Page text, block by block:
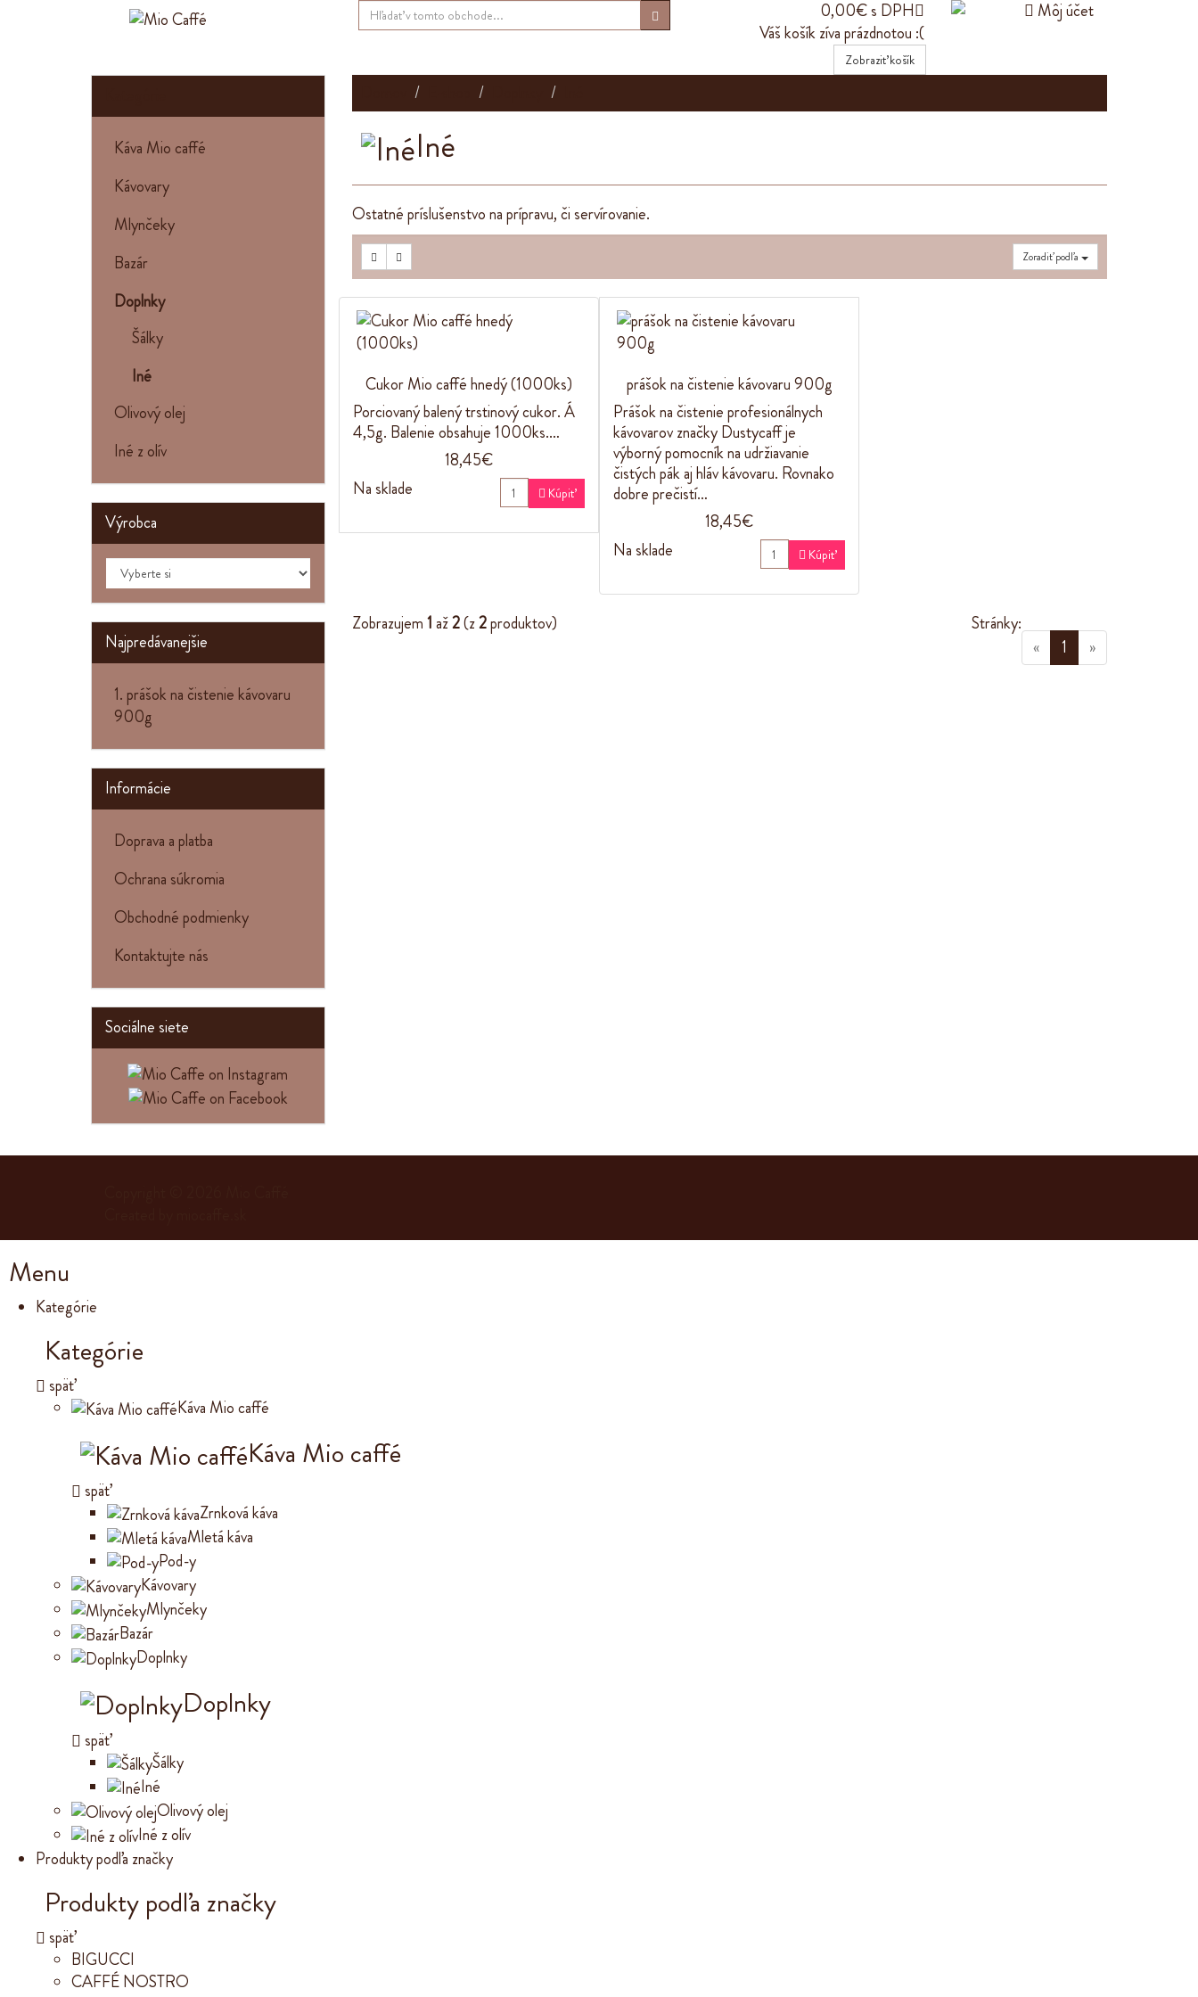
0,00€ s DPH
Váš košík zíva prázdnotou :(
Zobraziť košík
 Môj účet
Iné
Ostatné príslušenstvo na prípravu, či servírovanie.
Zoradiť podľa
Cukor Mio caffé hnedý (1000ks)
Porciovaný balený trstinový cukor. Á
4,5g. Balenie obsahuje 1000ks.…
18,45€
Na sklade
 Kúpiť
prášok na čistenie kávovaru 900g
Prášok na čistenie profesionálnych
kávovarov značky Dustycaff je
výborný pomocník na udržiavanie
čistých pák aj hláv kávovaru. Rovnako
dobre prečistí…
18,45€
Na sklade
 Kúpiť
Zobrazujem1až2(z2produktov)
«
1 (current)
»
Stránky:
Káva Mio caffé
Kávovary
Mlynčeky
Bazár
Doplnky
Šálky
Iné
Olivový olej
Iné z olív
Výrobca
Najpredávanejšie
1. prášok na čistenie kávovaru
900g
Informácie
Doprava a platba
Ochrana súkromia
Obchodné podmienky
Kontaktujte nás
Sociálne siete
Menu
Kategórie
Kategórie
späť
Káva Mio caffé
Káva Mio caffé
späť
Zrnková káva
Mletá káva
Pod-y
Kávovary
Mlynčeky
Bazár
Doplnky
Doplnky
späť
Šálky
Iné
Olivový olej
Iné z olív
Produkty podľa značky
Produkty podľa značky
späť
BIGUCCI
CAFFÉ NOSTRO